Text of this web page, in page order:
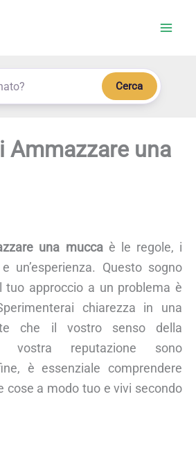
Cerca
Ammazzare una
una muccaè le regole, i
un’esperienza. Questo sogno
tuo approccio a un problema è
chiarezza in una
che il vostro senso della
reputazione sono
è essenziale comprendere
cose a modo tuo e vivi secondo